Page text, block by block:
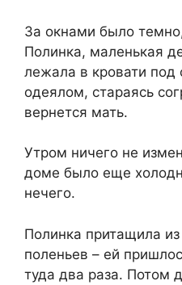
За окнами было
Полинка, маленькая
лежала в кровати
одеялом, стараясь
вернется мать.
Утром ничего не
доме было еще
нечего.
Полинка притащила
поленьев – ей
туда два раза. Потом